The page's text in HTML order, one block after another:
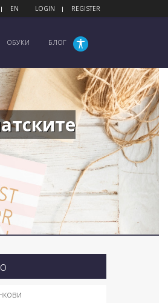
EN LOGIN REGISTER
ОБУКИ БЛОГ